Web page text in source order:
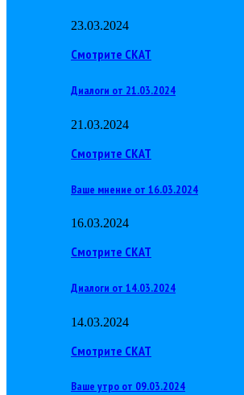
23.03.2024
Смотрите СКАТ
Диалоги от 21.03.2024
21.03.2024
Смотрите СКАТ
Ваше мнение от 16.03.2024
16.03.2024
Смотрите СКАТ
Диалоги от 14.03.2024
14.03.2024
Смотрите СКАТ
Ваше утро от 09.03.2024